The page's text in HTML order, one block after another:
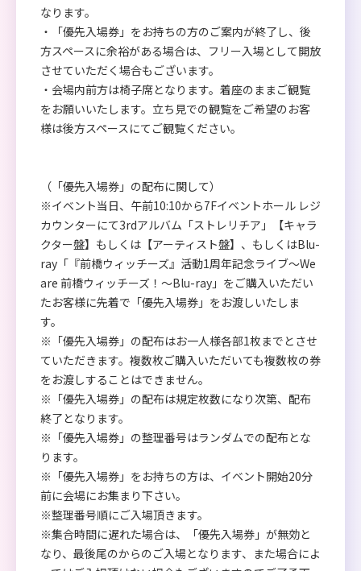
なります。
・「優先入場券」をお持ちの方のご案内が終了し、後
方スペースに余裕がある場合は、フリー入場として開放
させていただく場合もございます。
・会場内前方は椅子席となります。着座のままご観覧
をお願いいたします。立ち見での観覧をご希望のお客
様は後方スペースにてご観覧ください。
（「優先入場券」の配布に関して）
※イベント当日、午前10:10から7Fイベントホール レジ
カウンターにて3rdアルバム「ストレリチア」【キャラ
クター盤】もしくは【アーティスト盤】、もしくはBlu-
ray「『前橋ウィッチーズ』活動1周年記念ライブ～We
are 前橋ウィッチーズ！～Blu-ray」をご購入いただい
たお客様に先着で「優先入場券」をお渡しいたしま
す。
※「優先入場券」の配布はお一人様各部1枚までとさせ
ていただきます。複数枚ご購入いただいても複数枚の券
をお渡しすることはできません。
※「優先入場券」の配布は規定枚数になり次第、配布
終了となります。
※「優先入場券」の整理番号はランダムでの配布とな
ります。
※「優先入場券」をお持ちの方は、イベント開始20分
前に会場にお集まり下さい。
※整理番号順にご入場頂きます。
※集合時間に遅れた場合は、「優先入場券」が無効と
なり、最後尾のからのご入場となります、また場合によ